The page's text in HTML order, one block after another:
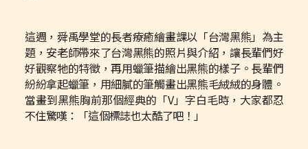
這週，舜禹學堂的長者療癒繪畫課以「台灣黑熊」為主
題，安老師帶來了台灣黑熊的照片與介紹，讓長輩們好
好觀察牠的特徵，再用蠟筆描繪出黑熊的樣子。長輩們
紛紛拿起蠟筆，用細膩的筆觸畫出黑熊毛絨絨的身體。
當畫到黑熊胸前那個經典的「V」字白毛時，大家都忍
不住驚嘆：「這個標誌也太酷了吧！」